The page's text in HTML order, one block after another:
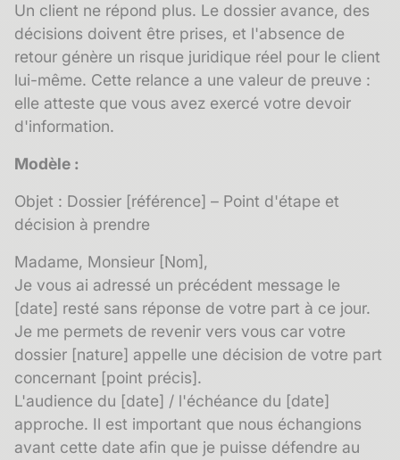
Un client ne répond plus. Le dossier avance, des
décisions doivent être prises, et l'absence de
retour génère un risque juridique réel pour le client
lui-même. Cette relance a une valeur de preuve :
elle atteste que vous avez exercé votre devoir
d'information.
Modèle :
Objet : Dossier [référence] – Point d'étape et
décision à prendre
Madame, Monsieur [Nom],
Je vous ai adressé un précédent message le
[date] resté sans réponse de votre part à ce jour.
Je me permets de revenir vers vous car votre
dossier [nature] appelle une décision de votre part
concernant [point précis].
L'audience du [date] / l'échéance du [date]
approche. Il est important que nous échangions
avant cette date afin que je puisse défendre au